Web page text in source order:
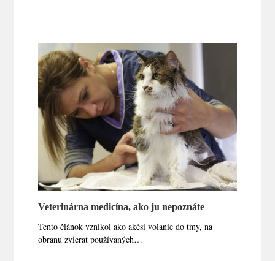
Veterinárna medicína, ako ju nepoznáte
Tento článok vznikol ako akési volanie do tmy, na
obranu zvierat používaných…